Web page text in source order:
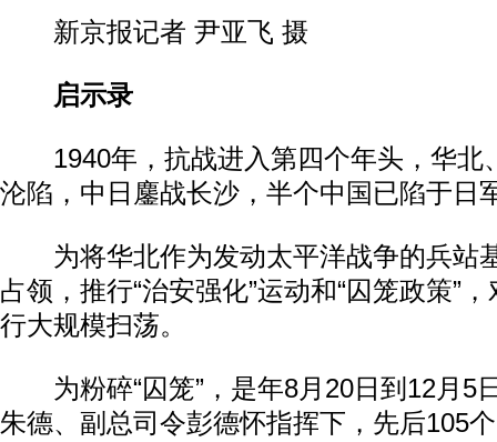
新京报记者 尹亚飞 摄
启示录
1940年，抗战进入第四个年头，华北
沦陷，中日鏖战长沙，半个中国已陷于日
为将华北作为发动太平洋战争的兵站
占领，推行“治安强化”运动和“囚笼政策”
行大规模扫荡。
为粉碎“囚笼”，是年8月20日到12月5
朱德、副总司令彭德怀指挥下，先后105